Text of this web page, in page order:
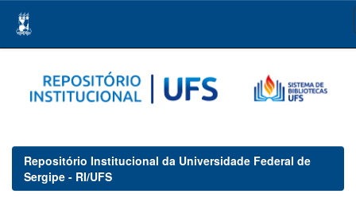
navigation
Repositório Institucional da Universidade Federal de
Sergipe - RI/UFS